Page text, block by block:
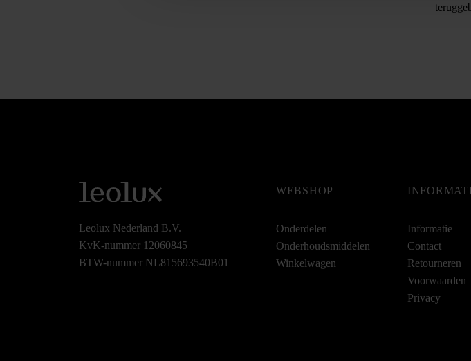
Leolux Nederland B.V.
KvK-nummer 12060845
BTW-nummer NL815693540B01
WEBSHOP
Onderdelen
Onderhoudsmiddelen
Winkelwagen
Informatie
Contact
Retourneren
Voorwaarden
Privacy